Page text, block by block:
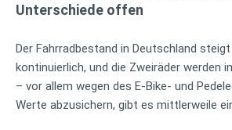
Unterschiede offen
Der Fahrradbestand in Deutschland
kontinuierlich, und die Zweiräder werden
– vor allem wegen des E-Bike- und
Werte abzusichern, gibt es mittlerweile